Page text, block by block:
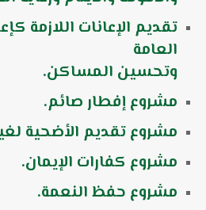
تقديم الإعانات اللازمة
العامة
وتحسين المساكن.
مشروع إفطار صائم.
مشروع تقديم الأضحية
مشروع كفارات الإيمان.
مشروع حفظ النعمة.